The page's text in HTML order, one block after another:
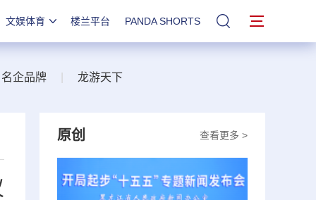
文娱体育 楼兰平台 PANDA SHORTS 站内搜索
名企品牌 龙游天下
查看更多 >
原创